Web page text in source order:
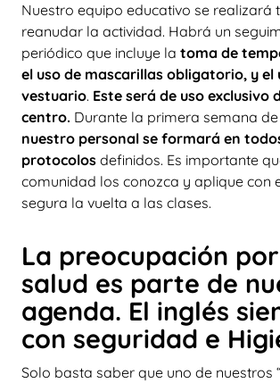
Nuestro equipo educativo se realizará
reanudar la actividad. Habrá un
periódico que incluye la toma de
el uso de mascarillas obligatorio, y el
vestuario. Este será de uso exclusivo
centro. Durante la primera semana
nuestro personal se formará en
protocolos definidos. Es importante
comunidad los conozca y aplique con
segura la vuelta a las clases.
La preocupación
salud es parte de
agenda. El inglés
con seguridad e
Solo basta saber que uno de nuestros